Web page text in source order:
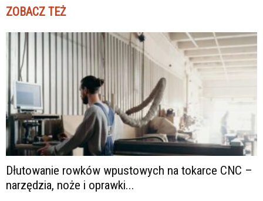
ZOBACZ TEŻ
Dłutowanie rowków wpustowych na tokarce CNC –
narzędzia, noże i oprawki...